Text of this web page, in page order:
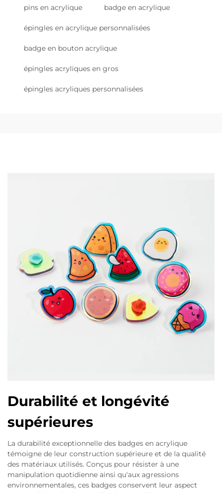
pins en acrylique badge en acrylique
épingles en acrylique personnalisées
badge en bouton acrylique
épingles acryliques en gros
épingles acryliques personnalisées
Durabilité et longévité
supérieures
La durabilité exceptionnelle des badges en acrylique
témoigne de leur construction supérieure et de la qualité
des matériaux utilisés. Conçus pour résister à une
manipulation quotidienne ainsi qu'aux agressions
environnementales, ces badges conservent leur aspect